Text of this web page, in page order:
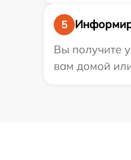
5
Вы получите
вам домой